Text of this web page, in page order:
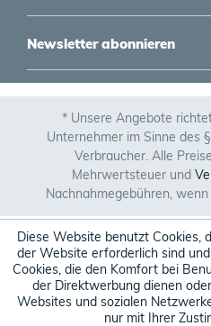
Newsletter abonnieren
* Unsere Angebote
Unternehmer im Sinne des
Verbraucher. Alle
Mehrwertsteuer und
Nachnahmegebühren,
Diese Website benutzt Cookies,
der Website erforderlich sind
Cookies, die den Komfort bei
der Direktwerbung dienen
Websites und sozialen
nur mit Ihrer